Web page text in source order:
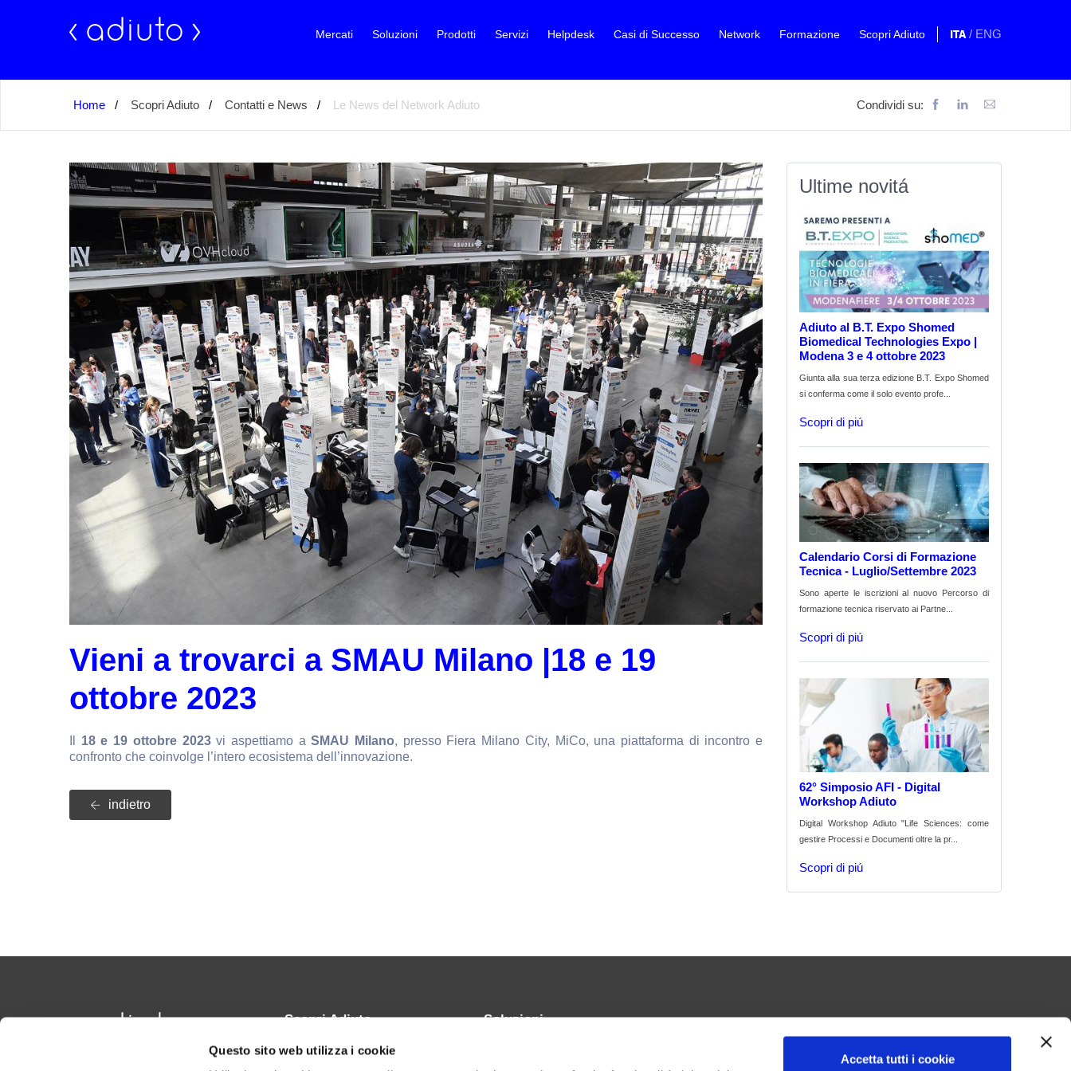
Questo sito web utilizza i cookie
Accetta tutti i cookie
Mercati Soluzioni Prodotti Servizi Helpdesk Casi di Successo Network Formazione Scopri Adiuto ITA / ENG
Home Scopri Adiuto Contatti e News Le News del Network Adiuto Condividi su:
Vieni a trovarci a SMAU Milano |18 e 19
ottobre 2023
18 e 19 ottobre 2023vi aspettiamo aSMAU Milano, presso Fiera Milano City, MiCo, una piattaforma di incontro e
confronto che coinvolge l’intero ecosistema dell’innovazione.
indietro
Ultime novitá
Adiuto al B.T. Expo Shomed
Biomedical Technologies Expo |
Modena 3 e 4 ottobre 2023
Giunta alla sua terza edizione B.T. Expo Shomed
si conferma come il solo evento profe...
Scopri di piú
Calendario Corsi di Formazione
Tecnica - Luglio/Settembre 2023
Sono aperte le iscrizioni al nuovo Percorso di
formazione tecnica riservato ai Partne...
Scopri di piú
62° Simposio AFI - Digital
Workshop Adiuto
Digital Workshop Adiuto "Life Sciences: come
gestire Processi e Documenti oltre la pr...
Scopri di piú
Scopri Adiuto
Casi di Successo
Soluzioni
Adiuto Web-Composer